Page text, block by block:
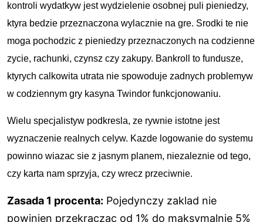
kontroli wydatkуw jest wydzielenie osobnej puli pieniedzy,
ktуra bedzie przeznaczona wylacznie na gre. Srodki te nie
moga pochodzic z pieniedzy przeznaczonych na codzienne
zycie, rachunki, czynsz czy zakupy. Bankroll to fundusze,
ktуrych calkowita utrata nie spowoduje zadnych problemуw
w codziennym gry kasyna Twindor funkcjonowaniu.
Wielu specjalistуw podkresla, ze rуwnie istotne jest
wyznaczenie realnych celуw. Kazde logowanie do systemu
powinno wiazac sie z jasnym planem, niezaleznie od tego,
czy karta nam sprzyja, czy wrecz przeciwnie.
Zasada 1 procenta: Pojedynczy zaklad nie
powinien przekraczac od 1% do maksymalnie 5%